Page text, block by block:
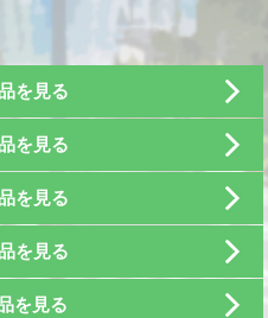
を見る
を見る
を見る
を見る
を見る